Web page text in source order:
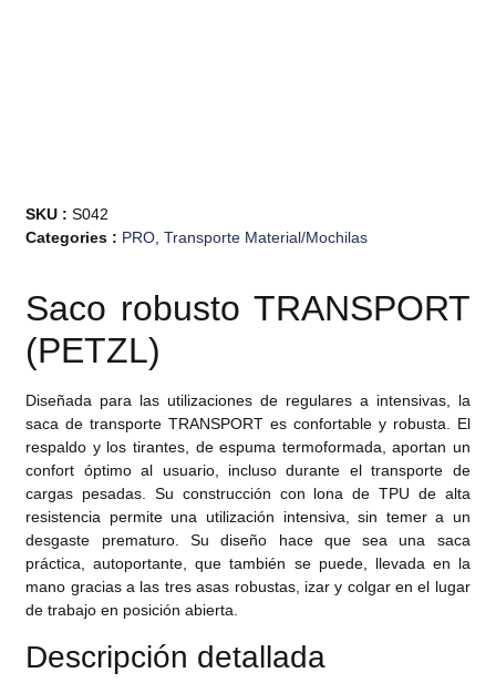
SKU :S042
Categories : PRO ,Transporte Material/Mochilas
Saco robusto TRANSPORT
(PETZL)
Diseñada para las utilizaciones de regulares a intensivas, la
saca de transporte TRANSPORT es confortable y robusta. El
respaldo y los tirantes, de espuma termoformada, aportan un
confort óptimo al usuario, incluso durante el transporte de
cargas pesadas. Su construcción con lona de TPU de alta
resistencia permite una utilización intensiva, sin temer a un
desgaste prematuro. Su diseño hace que sea una saca
práctica, autoportante, que también se puede, llevada en la
mano gracias a las tres asas robustas, izar y colgar en el lugar
de trabajo en posición abierta.
Descripción detallada